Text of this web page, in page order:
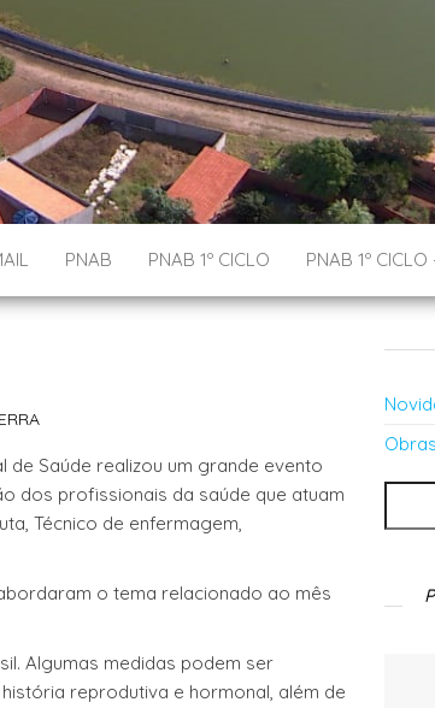
PNAB PNAB 1º CICLO PNAB 1º
de Saúde realizou um grande evento
dos profissionais da saúde que atuam
Técnico de enfermagem,
o tema relacionado ao mês
Algumas medidas podem ser
reprodutiva e hormonal, além de
Obras